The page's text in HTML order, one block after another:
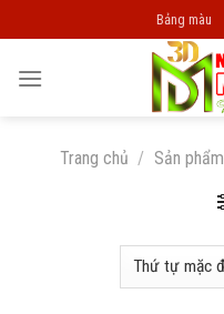
to
content
Bảng màu
Trang chủ / Sản phẩm